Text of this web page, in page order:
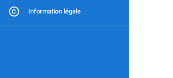
Information légale